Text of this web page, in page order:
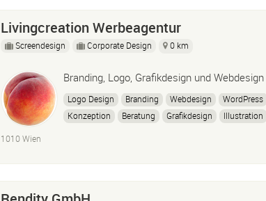
Livingcreation Werbeagentur
Screendesign Corporate Design 0 km
Branding, Logo, Grafikdesign und Webdesign
Logo Design Branding Webdesign WordPress
Konzeption
Beratung Grafikdesign Illustration
1010 Wien